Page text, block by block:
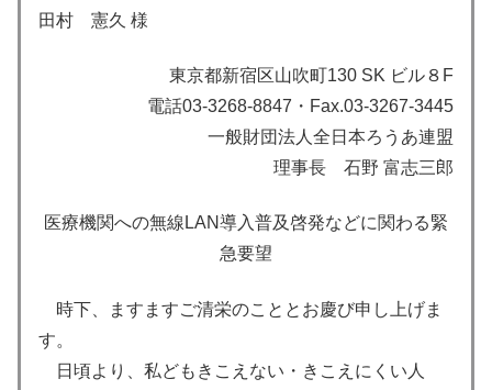
田村 憲久 様
東京都新宿区山吹町130 SK ビル８F
電話03-3268-8847・Fax.03-3267-3445
一般財団法人全日本ろうあ連盟
理事長 石野 富志三郎
医療機関への無線LAN導入普及啓発などに関わる緊
急要望
時下、ますますご清栄のこととお慶び申し上げま
す。
日頃より、私どもきこえない・きこえにくい人